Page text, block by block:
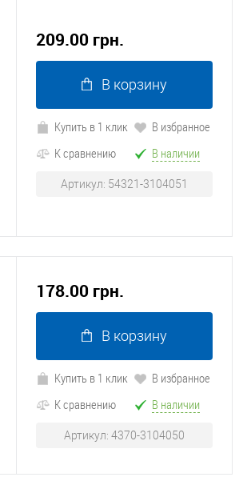
209.00 грн.
В корзину
Купить в 1 клик
В избранное
К сравнению
В наличии
Артикул: 54321-3104051
178.00 грн.
В корзину
Купить в 1 клик
В избранное
К сравнению
В наличии
Артикул: 4370-3104050